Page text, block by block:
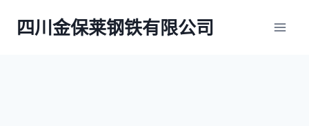
四川金保莱钢铁有限公司